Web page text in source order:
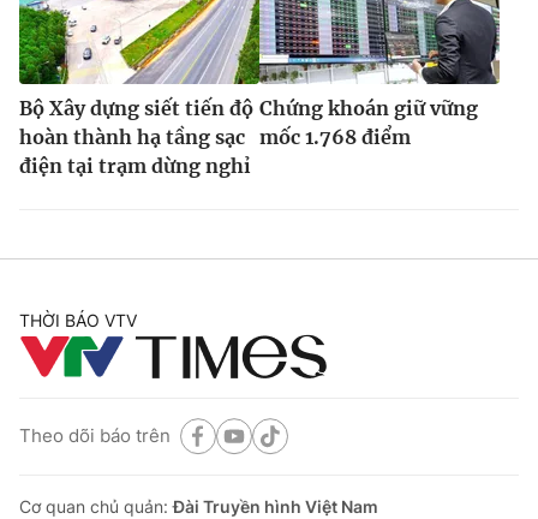
Bộ Xây dựng siết tiến độ
hoàn thành hạ tầng sạc
điện tại trạm dừng nghỉ
Chứng khoán giữ vững
mốc 1.768 điểm
THỜI BÁO VTV
Theo dõi báo trên
Cơ quan chủ quản:Đài Truyền hình Việt Nam